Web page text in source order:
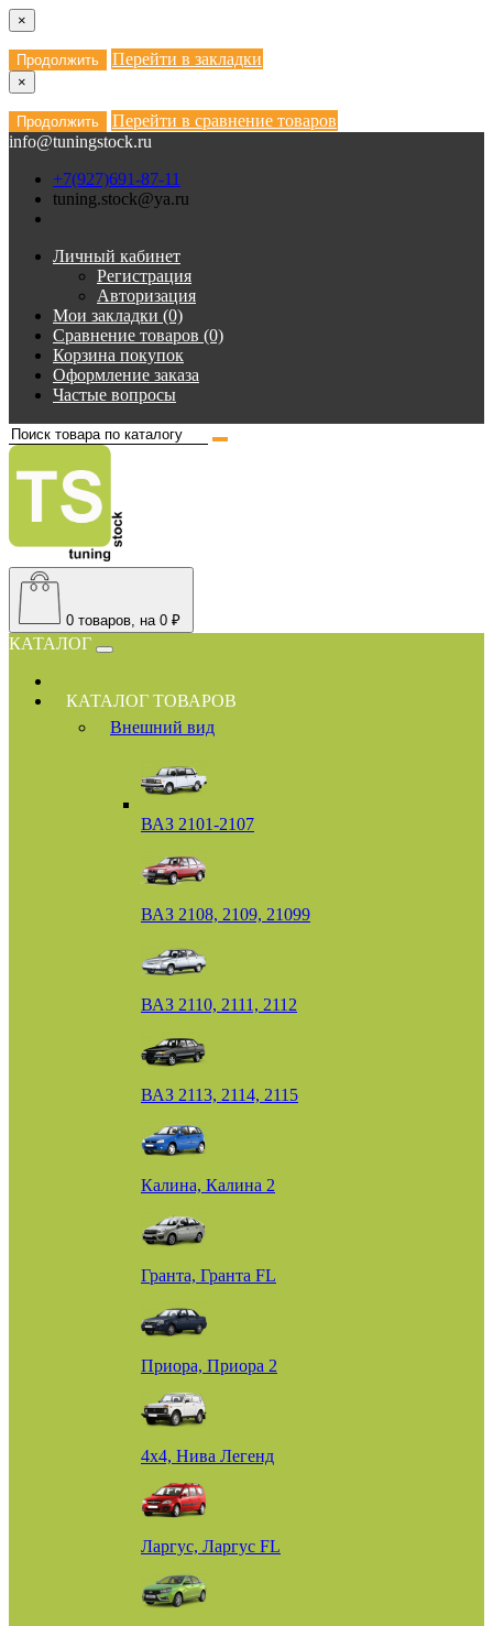
×
Продолжить Перейти в закладки
×
Продолжить
Перейти в сравнение товаров
info@tuningstock.ru
+7(927)691-87-11
tuning.stock@ya.ru
Личный кабинет
Регистрация
Авторизация
Мои закладки (0)
Сравнение товаров (0)
Корзина покупок
Оформление заказа
Частые вопросы
0 товаров, на 0 ₽
КАТАЛОГ
КАТАЛОГ ТОВАРОВ
Внешний вид
ВАЗ 2101-2107
ВАЗ 2108, 2109, 21099
ВАЗ 2110, 2111, 2112
ВАЗ 2113, 2114, 2115
Калина, Калина 2
Гранта, Гранта FL
Приора, Приора 2
4х4, Нива Легенд
Ларгус, Ларгус FL